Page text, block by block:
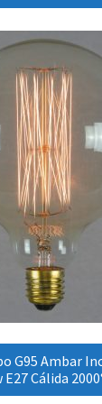
G95 Ambar
E27 Cálida